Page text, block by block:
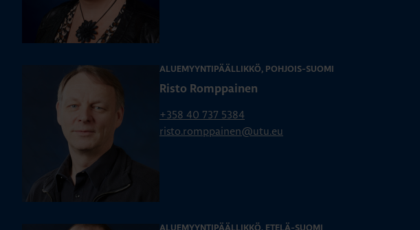
ALUEMYYNTIPÄÄLLIKKÖ, POHJOIS-SUOMI
Risto Romppainen
+358 40 737 5384
risto.romppainen@utu.eu